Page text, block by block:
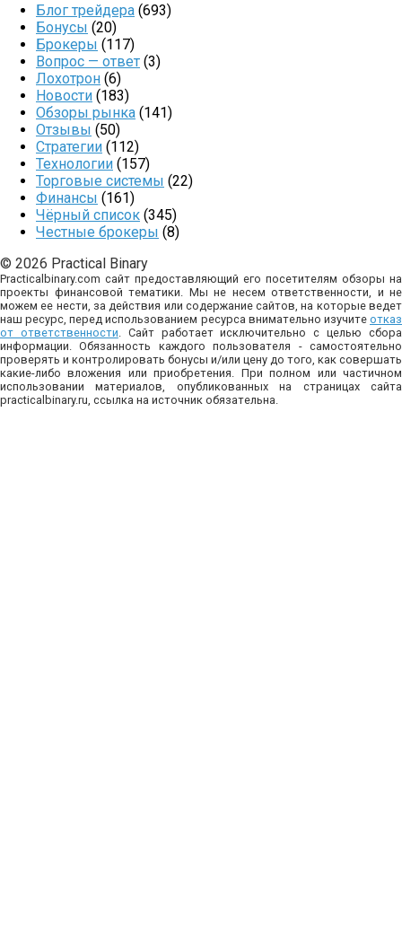
Блог трейдера (693)
Бонусы (20)
Брокеры (117)
Вопрос — ответ (3)
Лохотрон (6)
Новости (183)
Обзоры рынка (141)
Отзывы (50)
Стратегии (112)
Технологии (157)
Торговые системы (22)
Финансы (161)
Чёрный список (345)
Честные брокеры (8)
© 2026 Practical Binary
Practicalbinary.com сайт предоставляющий его посетителям обзоры на
проекты финансовой тематики. Мы не несем ответственности, и не
можем ее нести, за действия или содержание сайтов, на которые ведет
наш ресурс, перед использованием ресурса внимательно изучите отказ
от ответственности. Сайт работает исключительно с целью сбора
информации. Обязанность каждого пользователя - самостоятельно
проверять и контролировать бонусы и/или цену до того, как совершать
какие-либо вложения или приобретения. При полном или частичном
использовании материалов, опубликованных на страницах сайта
practicalbinary.ru, ссылка на источник обязательна.